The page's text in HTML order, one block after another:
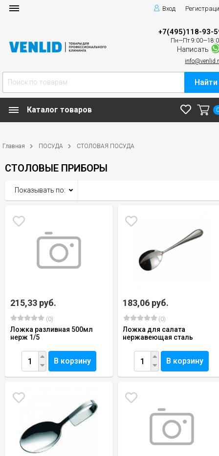
Вход
+7(495)118-93-
Пн—Пт
Написать
Найти
Каталог товаров
Главная ПОСУДА СТОЛОВАЯ ПОСУДА
СТОЛОВЫЕ ПРИБОРЫ
Показывать по:
215,33 руб.
(0)
Ложка разливная 500мл
нерж 1/5
В корзину
183,06 руб.
(0)
Ложка для салата
нержавеющая сталь
В корзину